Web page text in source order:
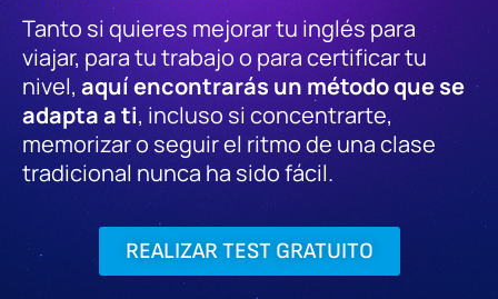
Tanto si quieres mejorar tu inglés para
viajar, para tu trabajo o para certificar tu
nivel, aquí encontrarás un método que se
adapta a ti, incluso si concentrarte,
memorizar o seguir el ritmo de una clase
tradicional nunca ha sido fácil.
REALIZAR TEST GRATUITO